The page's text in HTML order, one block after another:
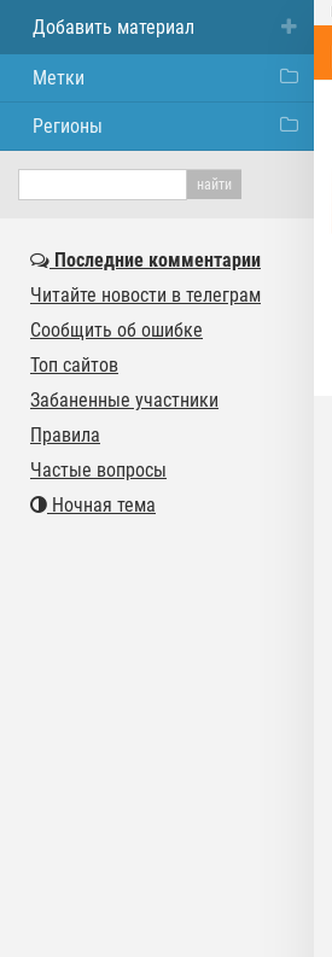
Добавить материал
Метки
Регионы
Последние комментарии
Читайте новости в телеграм
Сообщить об ошибке
Топ сайтов
Забаненные участники
Правила
Частые вопросы
Ночная тема